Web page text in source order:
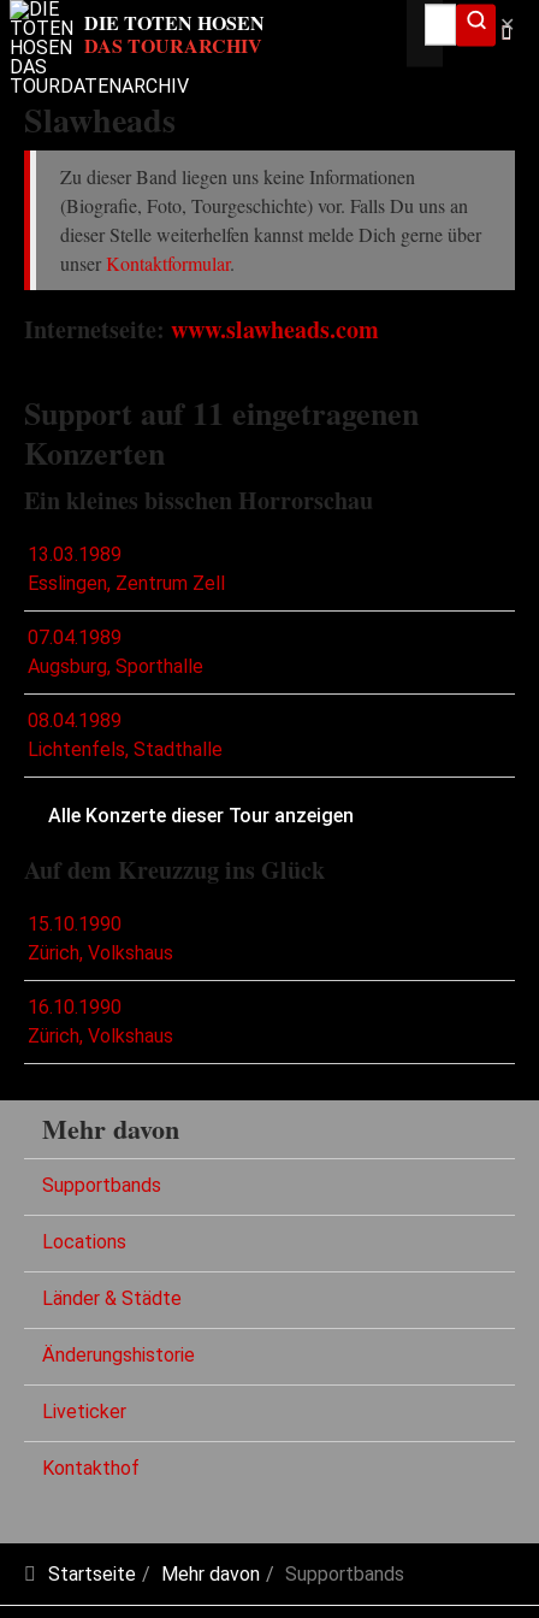
✕
Slawheads
Zu dieser Band liegen uns keine Informationen
(Biografie, Foto, Tourgeschichte) vor. Falls Du uns an
dieser Stelle weiterhelfen kannst melde Dich gerne über
unser Kontaktformular.
Internetseite: www.slawheads.com
Support auf 11 eingetragenen
Konzerten
Ein kleines bisschen Horrorschau
13.03.1989
Esslingen, Zentrum Zell
07.04.1989
Augsburg, Sporthalle
08.04.1989
Lichtenfels, Stadthalle
Alle Konzerte dieser Tour anzeigen
Auf dem Kreuzzug ins Glück
15.10.1990
Zürich, Volkshaus
16.10.1990
Zürich, Volkshaus
Mehr davon
Supportbands
Locations
Länder & Städte
Änderungshistorie
Liveticker
Kontakthof
Startseite Mehr davon Supportbands